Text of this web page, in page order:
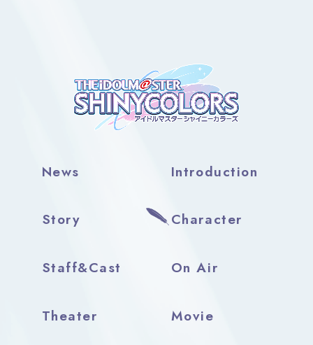
News Introduction
Story Character
Staff&Cast On Air
Theater Movie